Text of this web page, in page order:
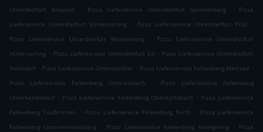
Unterdietfurt Kreuzöd
. Pizza Lieferservice Unterdietfurt Sprinzenberg .
Pizza
Lieferservice Unterdietfurt Vordersarling
. Pizza Lieferservice Unterdietfurt Prüll
.
Pizza Lieferservice Unterdietfurt Waisenberg
.
Pizza Lieferservice Unterdietfurt
Hintersarling . Pizza Lieferservice Unterdietfurt Ed . Pizza Lieferservice Unterdietfurt
Volksdorf . Pizza Lieferservice Unterdietfurt . Pizza Lieferservice Falkenberg Mertsee .
Pizza Lieferservice Falkenberg Untereisbach
.
Pizza Lieferservice Falkenberg
Unterkettendorf . Pizza Lieferservice Falkenberg Obereschlbach . Pizza Lieferservice
Falkenberg Taufkirchen
. Pizza Lieferservice Falkenberg Furth . Pizza Lieferservice
Falkenberg Unterremmelsberg
. Pizza Lieferservice Falkenberg Amelgering . Pizza